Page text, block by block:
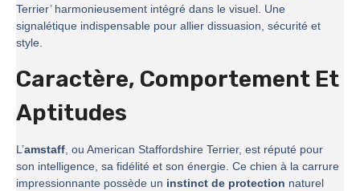
Terrier’ harmonieusement intégré dans le visuel. Une
signalétique indispensable pour allier dissuasion, sécurité et
style.
Caractère, Comportement Et
Aptitudes
L’amstaff, ou American Staffordshire Terrier, est réputé pour
son intelligence, sa fidélité et son énergie. Ce chien à la carrure
impressionnante possède un instinct de protection naturel